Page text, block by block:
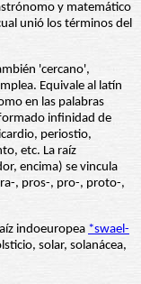
y matemático
unió los términos del
'cercano',
Equivale al latín
en las palabras
infinidad de
periostio,
etc. La raíz
encima) se vincula
, pros-, pro-, proto-,
indoeuropea *swael-
solar, solanácea,